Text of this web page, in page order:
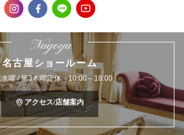
Nagoya
名古屋ショールーム
水曜 / 第3木曜定休 10:00～18:00
アクセス/店舗案内